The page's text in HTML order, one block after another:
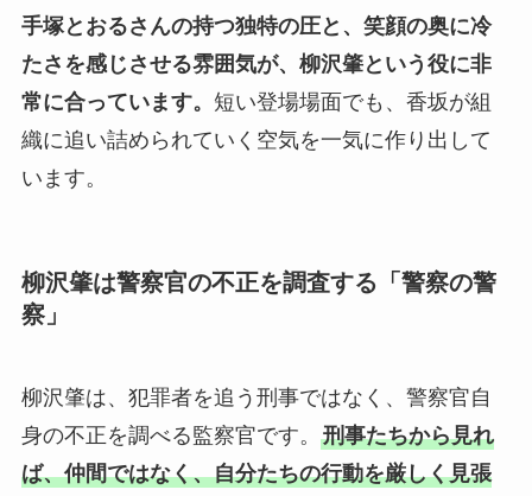
手塚とおるさんの持つ独特の圧と、笑顔の奥に冷
たさを感じさせる雰囲気が、柳沢肇という役に非
常に合っています。 短い登場場面でも、香坂が組
織に追い詰められていく空気を一気に作り出して
います。
柳沢肇は警察官の不正を調査する「警察の警
察」
柳沢肇は、犯罪者を追う刑事ではなく、警察官自
身の不正を調べる監察官です。 刑事たちから見れ
ば、仲間ではなく、自分たちの行動を厳しく見張